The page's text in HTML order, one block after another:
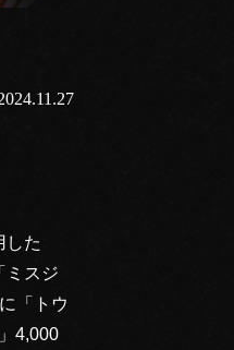
た
ミスジ
「トウ
4,000